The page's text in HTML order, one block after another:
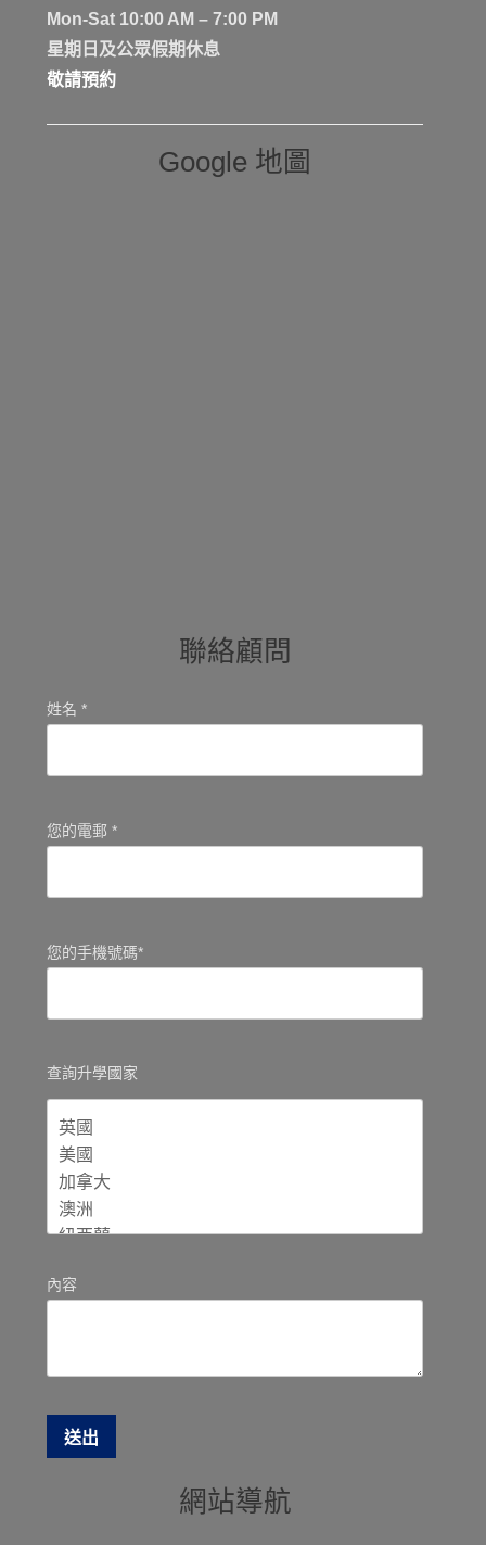
Mon-Sat 10:00 AM – 7:00 PM
星期日及公眾假期休息
敬請預約
Google 地圖
聯絡顧問
姓名 *
您的電郵 *
您的手機號碼*
查詢升學國家
內容
網站導航